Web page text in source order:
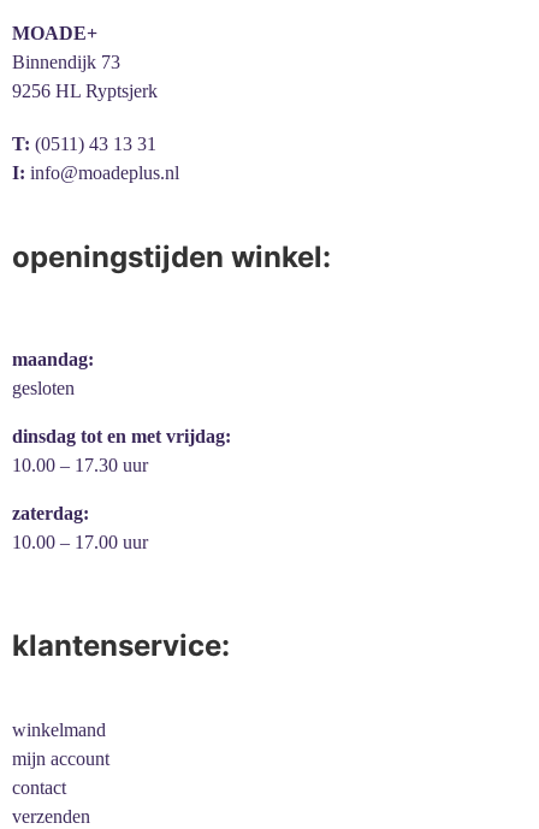
MOADE+
Binnendijk 73
9256 HL Ryptsjerk
T: (0511) 43 13 31
I: info@moadeplus.nl
openingstijden winkel:
maandag:
gesloten
dinsdag tot en met vrijdag:
10.00 – 17.30 uur
zaterdag:
10.00 – 17.00 uur
klantenservice:
winkelmand
mijn account
contact
verzenden